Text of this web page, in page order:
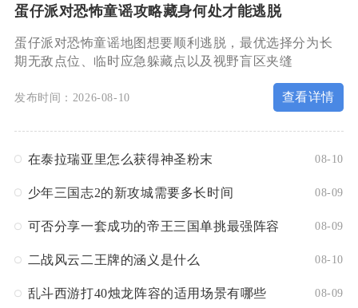
蛋仔派对恐怖童谣攻略藏身何处才能逃脱
蛋仔派对恐怖童谣地图想要顺利逃脱，最优选择分为长
期无敌点位、临时应急躲藏点以及视野盲区夹缝
发布时间：2026-08-10 查看详情
在泰拉瑞亚里怎么获得神圣粉末 08-10
少年三国志2的新攻城需要多长时间 08-09
可否分享一套成功的帝王三国单挑最强阵容 08-09
二战风云二王牌的涵义是什么 08-10
乱斗西游打40烛龙阵容的适用场景有哪些 08-09